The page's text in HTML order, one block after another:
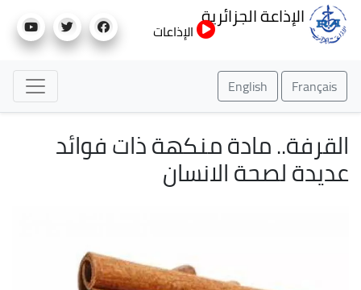
إلى
الإذاعة الجزائرية
الإذاعات
Français
English
القرفة.. مادة منكهة ذات فوائد
عديدة لصحة الانسان